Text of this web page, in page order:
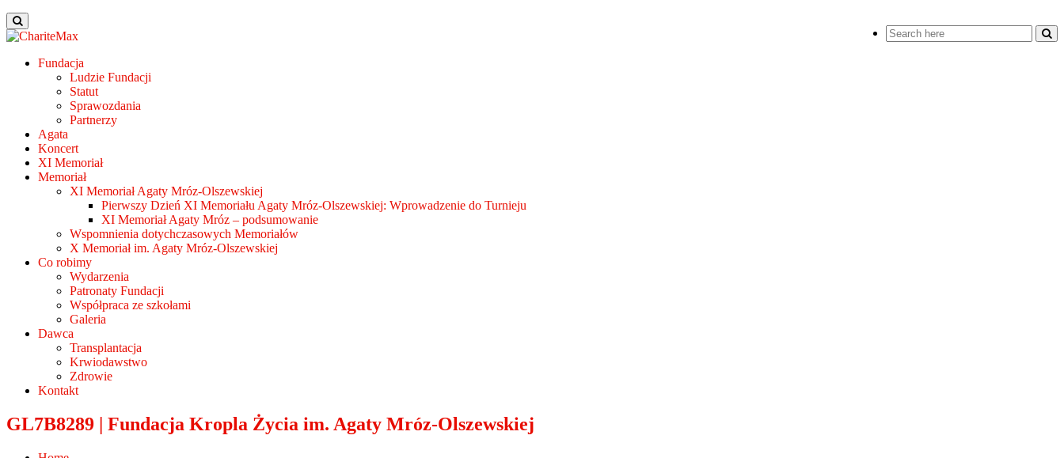
Fundacja
Ludzie Fundacji
Statut
Sprawozdania
Partnerzy
Agata
Koncert
XI Memoriał
Memoriał
XI Memoriał Agaty Mróz-Olszewskiej
Pierwszy Dzień XI Memoriału Agaty Mróz-Olszewskiej: Wprowadzenie do Turnieju
XI Memoriał Agaty Mróz – podsumowanie
Wspomnienia dotychczasowych Memoriałów
X Memoriał im. Agaty Mróz-Olszewskiej
Co robimy
Wydarzenia
Patronaty Fundacji
Współpraca ze szkołami
Galeria
Dawca
Transplantacja
Krwiodawstwo
Zdrowie
Kontakt
GL7B8289 | Fundacja Kropla Życia im. Agaty Mróz-Olszewskiej